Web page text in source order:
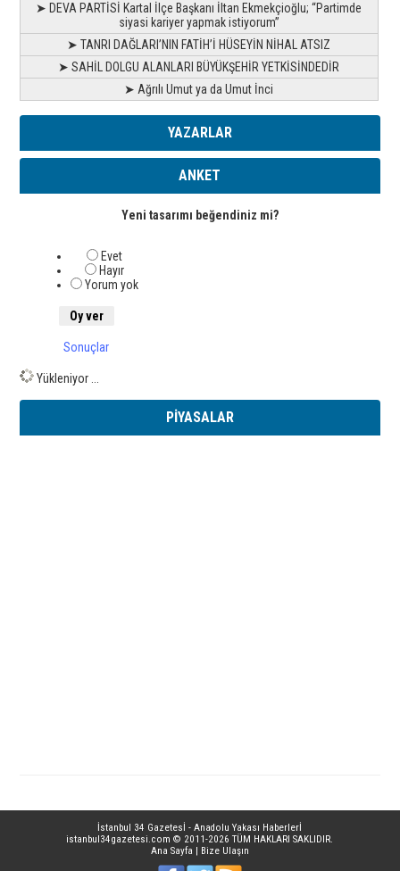
➤ DEVA PARTİSİ Kartal İlçe Başkanı İltan Ekmekçioğlu; “Partimde
siyasi kariyer yapmak istiyorum”
➤ TANRI DAĞLARI’NIN FATİH’İ HÜSEYİN NİHAL ATSIZ
➤ SAHİL DOLGU ALANLARI BÜYÜKŞEHİR YETKİSİNDEDİR
➤ Ağrılı Umut ya da Umut İnci
YAZARLAR
ANKET
Yeni tasarımı beğendiniz mi?
Evet
Hayır
Yorum yok
Sonuçlar
Yükleniyor ...
PİYASALAR
İstanbul 34 Gazetesİ - Anadolu Yakası Haberlerİ
istanbul34gazetesi.com © 2011-2026 TÜM HAKLARI SAKLIDIR.
Ana Sayfa | Bize Ulaşın